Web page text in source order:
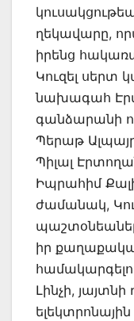
ղեկավարը,
իրենց
Կուզել
նախագահ
գանձարանի
Պերաթ
Պիլալ
Իպրահիմ
ժամանակ,
իր
Լինչի,